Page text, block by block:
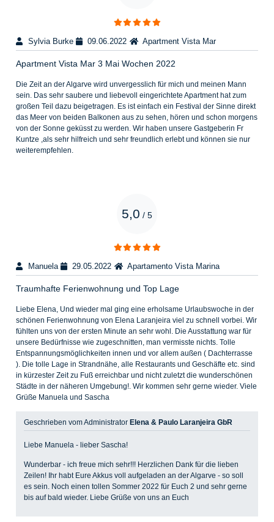
Sylvia Burke 09.06.2022 Apartment Vista Mar
Apartment Vista Mar 3 Mai Wochen 2022
Die Zeit an der Algarve wird unvergesslich für mich und meinen Mann
sein. Das sehr saubere und liebevoll eingerichtete Apartment hat zum
großen Teil dazu beigetragen. Es ist einfach ein Festival der Sinne direkt
das Meer von beiden Balkonen aus zu sehen, hören und schon morgens
von der Sonne geküsst zu werden. Wir haben unsere Gastgeberin Fr
Kuntze ,als sehr hilfreich und sehr freundlich erlebt und können sie nur
weiterempfehlen.
5,0 / 5
Manuela 29.05.2022 Apartamento Vista Marina
Traumhafte Ferienwohnung und Top Lage
Liebe Elena, Und wieder mal ging eine erholsame Urlaubswoche in der
schönen Ferienwohnung von Elena Laranjeira viel zu schnell vorbei. Wir
fühlten uns von der ersten Minute an sehr wohl. Die Ausstattung war für
unsere Bedürfnisse wie zugeschnitten, man vermisste nichts. Tolle
Entspannungsmöglichkeiten innen und vor allem außen ( Dachterrasse
). Die tolle Lage in Strandnähe, alle Restaurants und Geschäfte etc. sind
in kürzester Zeit zu Fuß erreichbar und nicht zuletzt die wunderschönen
Städte in der näheren Umgebung!. Wir kommen sehr gerne wieder. Viele
Grüße Manuela und Sascha
Geschrieben vom Administrator Elena & Paulo Laranjeira GbR
Liebe Manuela - lieber Sascha!
Wunderbar - ich freue mich sehr!!! Herzlichen Dank für die lieben
Zeilen! Ihr habt Eure Akkus voll aufgeladen an der Algarve - so soll
es sein. Noch einen tollen Sommer 2022 für Euch 2 und sehr gerne
bis auf bald wieder. Liebe Grüße von uns an Euch